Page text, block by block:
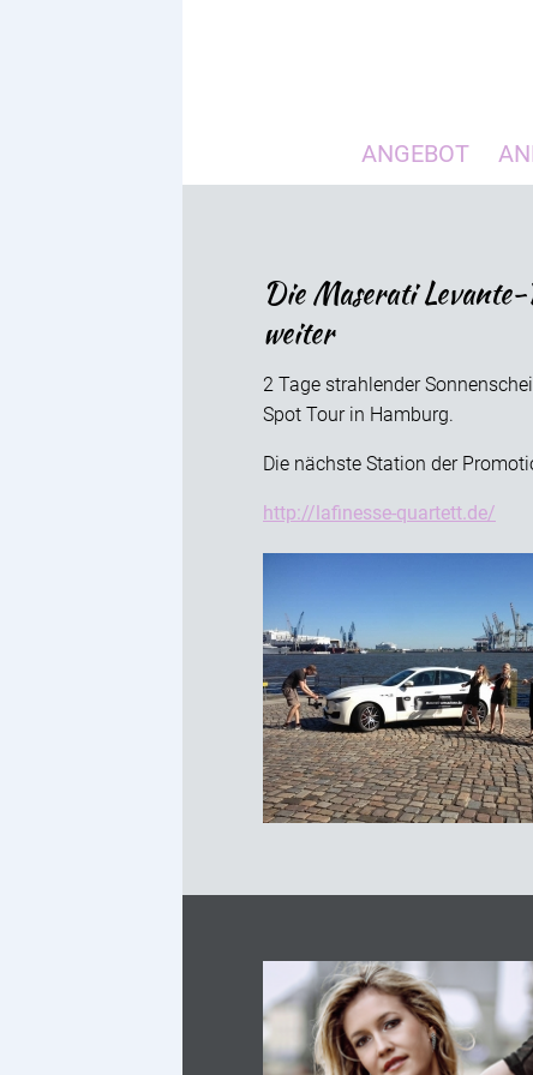
ANGEBOT
Die Maserati
weiter
2 Tage strahlender
Spot Tour in Hamburg.
Die nächste Station der
http://lafinesse-quartett.de/